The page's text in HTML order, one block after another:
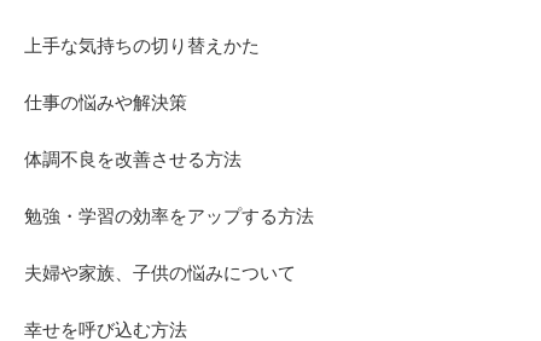
上手な気持ちの切り替えかた
仕事の悩みや解決策
体調不良を改善させる方法
勉強・学習の効率をアップする方法
夫婦や家族、子供の悩みについて
幸せを呼び込む方法